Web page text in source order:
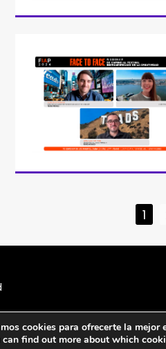
1
cookies para ofrecerte la mejor
can find out more about which